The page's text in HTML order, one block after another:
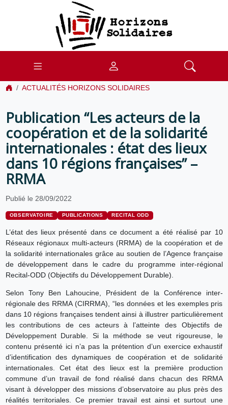
ACTUALITÉS HORIZONS SOLIDAIRES
Publication “Les acteurs de la
coopération et de la solidarité
internationales : état des lieux
dans 10 régions françaises” –
RRMA
Publié le 28/09/2022
OBSERVATOIRE PUBLICATIONS RECITAL ODD
L’état des lieux présenté dans ce document a été réalisé par 10
Réseaux régionaux multi-acteurs (RRMA) de la coopération et de
la solidarité internationales grâce au soutien de l’Agence française
de développement dans le cadre du programme inter-régional
Recital-ODD (Objectifs du Développement Durable).
Selon Tony Ben Lahoucine, Président de la Conférence inter-
régionale des RRMA (CIRRMA), “les données et les exemples pris
dans 10 régions françaises tendent ainsi à illustrer particulièrement
les contributions de ces acteurs à l’atteinte des Objectifs de
Développement Durable. Si la méthode se veut rigoureuse, le
contenu présenté ici n’a pas la prétention d’un exercice exhaustif
d’identification des dynamiques de coopération et de solidarité
internationales. Cet état des lieux est la première production
commune d’un travail de fond réalisé dans chacun des RRMA
visant à développer des missions d’observatoire au plus près des
réalités territoriales. Ce premier travail est ainsi et surtout une